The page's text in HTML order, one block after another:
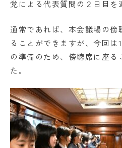
党による代表質問の２日目を
通常であれば、本会議場の傍
ることができますが、今回は
の準備のため、傍聴席に座る
た。